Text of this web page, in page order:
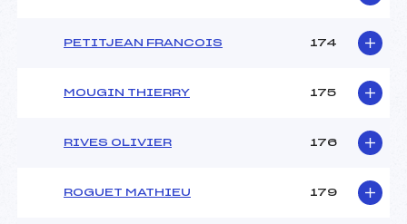
PETITJEAN FRANCOIS 174
MOUGIN THIERRY 175
RIVES OLIVIER 176
ROGUET MATHIEU 179